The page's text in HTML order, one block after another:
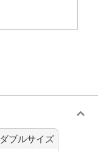
ダブルサイズ